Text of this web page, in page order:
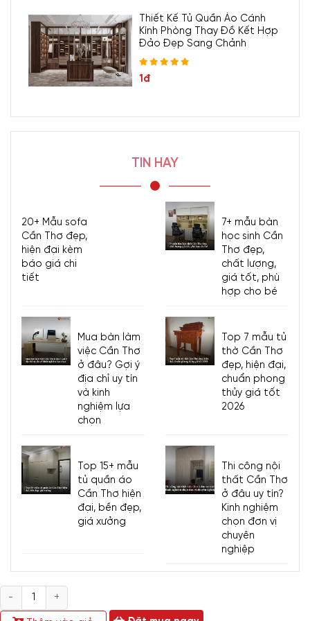
Thiết Kế Tủ Quần Áo Cánh
Kính Phòng Thay Đồ Kết Hợp
Đảo Đẹp Sang Chảnh
1đ
TIN HAY
20+ Mẫu sofa
Cần Thơ đẹp,
hiện đại kèm
báo giá chi
tiết
7+ mẫu bàn
học sinh Cần
Thơ đẹp,
chất lượng,
giá tốt, phù
hợp cho bé
Mua bàn làm
việc Cần Thơ
ở đâu? Gợi ý
địa chỉ uy tín
và kinh
nghiệm lựa
chọn
Top 7 mẫu tủ
thờ Cần Thơ
đẹp, hiện đại,
chuẩn phong
thủy giá tốt
2026
Top 15+ mẫu
tủ quần áo
Cần Thơ hiện
đại, bền đẹp,
giá xưởng
Thi công nội
thất Cần Thơ
ở đâu uy tín?
Kinh nghiệm
chọn đơn vị
chuyên
nghiệp
Số
lượng